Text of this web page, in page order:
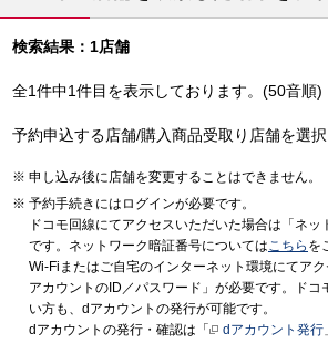
検索結果：1店舗
全1件中1件目を表示しております。(50音順)
予約申込する店舗/購入商品受取り店舗を選択
申し込み後に店舗を変更することはできません。
予約手続きにはログインが必要です。
ドコモ回線にてアクセスいただいた場合は「ネ
です。ネットワーク暗証番号についてはこちら を
Wi-Fiまたはご自宅のインターネット環境にてア
アカウントのID／パスワード」が必要です。ドコ
い方も、dアカウントの発行が可能です。
dアカウントの発行・確認は「
dアカウント発行